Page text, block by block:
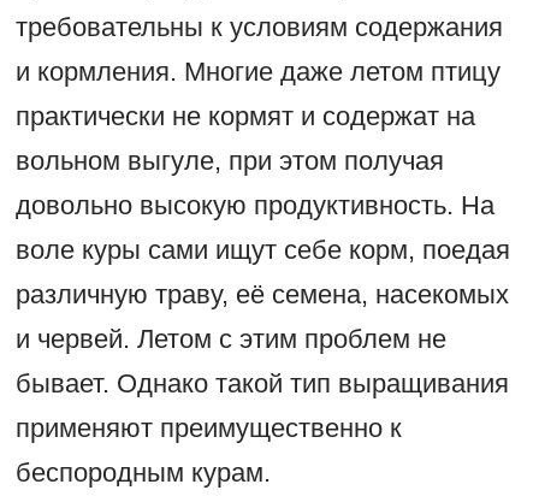
требовательны к условиям содержания
и кормления. Многие даже летом птицу
практически не кормят и содержат на
вольном выгуле, при этом получая
довольно высокую продуктивность. На
воле куры сами ищут себе корм, поедая
различную траву, её семена, насекомых
и червей. Летом с этим проблем не
бывает. Однако такой тип выращивания
применяют преимущественно к
беспородным курам.